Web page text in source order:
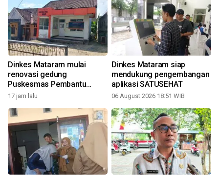
Dinkes Mataram mulai
renovasi gedung
Puskesmas Pembantu
Monjok
17 jam lalu
Dinkes Mataram siap
mendukung pengembangan
aplikasi SATUSEHAT
06 August 2026 18:51 WIB